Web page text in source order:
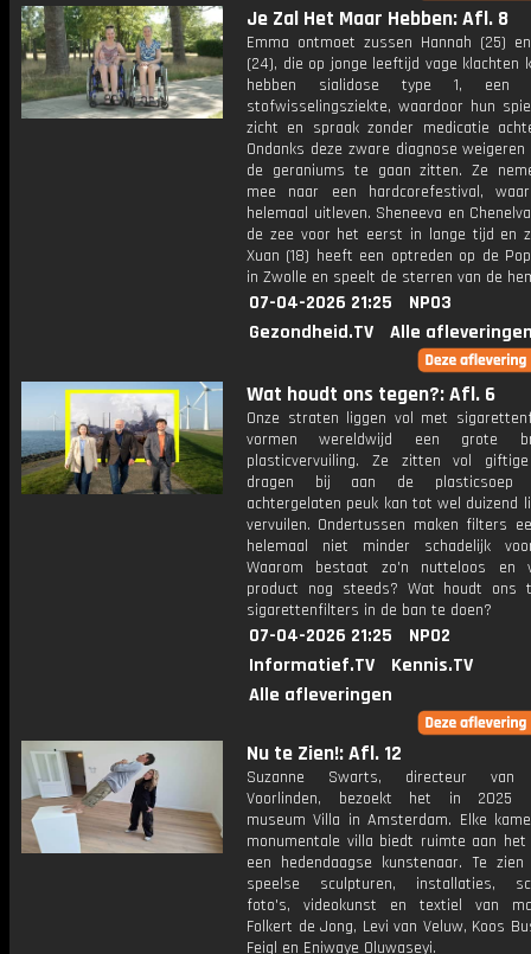
Je Zal Het Maar Hebben: Afl. 8
Emma ontmoet zussen Hannah (25)
(24), die op jonge leeftijd vage klachten
hebben sialidose type 1, een
stofwisselingsziekte, waardoor hun
zicht en spraak zonder medicatie
Ondanks deze zware diagnose
de geraniums te gaan zitten. Ze
mee naar een hardcorefestival,
helemaal uitleven. Sheneeva en
de zee voor het eerst in lange tijd en
Xuan (18) heeft een optreden op de
in Zwolle en speelt de sterren van de
07-04-2026 21:25
NPO3
Gezondheid.TV
Alle
Wat houdt ons tegen?: Afl. 6
Onze straten liggen vol met
vormen wereldwijd een grote
plasticvervuiling. Ze zitten vol
dragen bij aan de plasticsoep
achtergelaten peuk kan tot wel duizend
vervuilen. Ondertussen maken filters
helemaal niet minder schadelijk
Waarom bestaat zo'n nutteloos en
product nog steeds? Wat houdt ons
sigarettenfilters in de ban te doen?
07-04-2026 21:25
NPO2
Informatief.TV
Kennis.TV
Alle afleveringen
Nu te Zien!: Afl. 12
Suzanne Swarts, directeur van
Voorlinden, bezoekt het in 2025
museum Villa in Amsterdam. Elke
monumentale villa biedt ruimte aan
een hedendaagse kunstenaar. Te
speelse sculpturen, installaties,
foto's, videokunst en textiel van
Folkert de Jong, Levi van Veluw, Koos
Feigl en Eniwaye Oluwaseyi.